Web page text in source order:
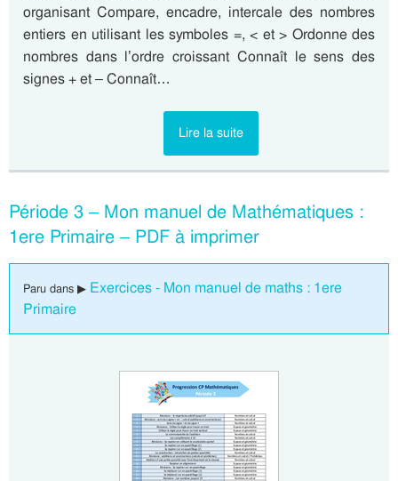
organisant Compare, encadre, intercale des nombres
entiers en utilisant les symboles =, < et > Ordonne des
nombres dans l’ordre croissant Connaît le sens des
signes + et – Connaît…
Lire la suite
Période 3 – Mon manuel de Mathématiques :
1ere Primaire – PDF à imprimer
Paru dans ▶ Exercices - Mon manuel de maths : 1ere
Primaire